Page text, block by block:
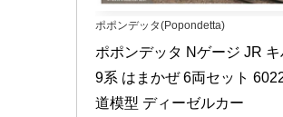
ポポンデッタ(Popondetta)
ポポンデッタ Nゲージ JR
9系 はまかぜ 6両セット
道模型 ディーゼルカー